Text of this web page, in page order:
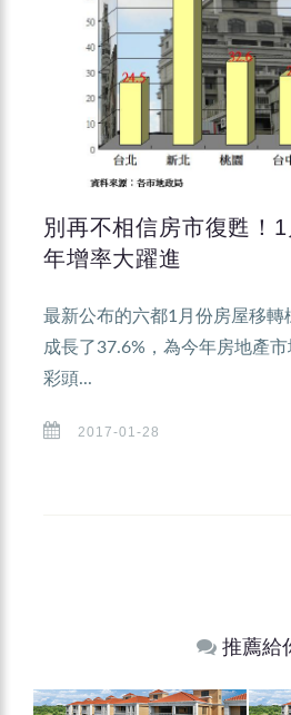
別再不相信房市復甦！
年增率大躍進
最新公布的六都1月份房屋移轉
成長了37.6%，為今年房地產
彩頭...
2017-01-28
推薦給